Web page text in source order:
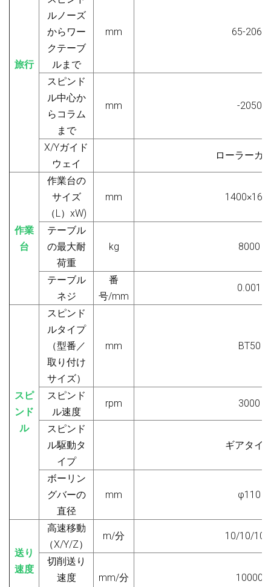
旅行
ルノーズ
からワー
クテーブ
ルまで
mm 65-2065
スピンド
ル中心か
らコラム
まで
mm -2050
X/Yガイド
ウェイ
ローラーガ
作業
台
作業台の
サイズ
（L） xW)
mm
テーブル
の最大耐
荷重
kg 8000
テーブル
ネジ
番
号/mm
0.001
スピ
ンド
ル
スピンド
ルタイプ
（型番／
取り付け
サイズ）
mm BT50
スピンド
ル速度
rpm 3000
スピンド
ル駆動タ
イプ
ギアタイ
ボーリン
グバーの
直径
mm φ110
送り
速度
高速移動
（X/Y/Z）
m/分 10/10/10/
切削送り
速度
mm/分 10000